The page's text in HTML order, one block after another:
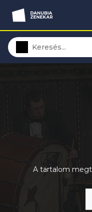
A tartalom